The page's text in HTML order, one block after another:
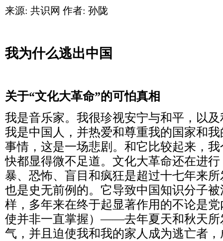
来源: 共识网 作者: 孙陇
我为什么逃出中国
关于“文化大革命”的可怕真相
我是音乐家。我很珍视安宁与和平，以
我是中国人，并热爱和尊重我的国家和
事情，这是一场悲剧。和它比较起来，
快都显得微不足道。文化大革命还在进
暴、恐怖、盲目和疯狂是超过十七年来
也是史无前例的。它导致中国知识分子
样，多年来在终于起显著作用的不论是
使并非一直掌握）——去年夏天和秋天所
气，并且迫使我和我的家人成为逃亡者